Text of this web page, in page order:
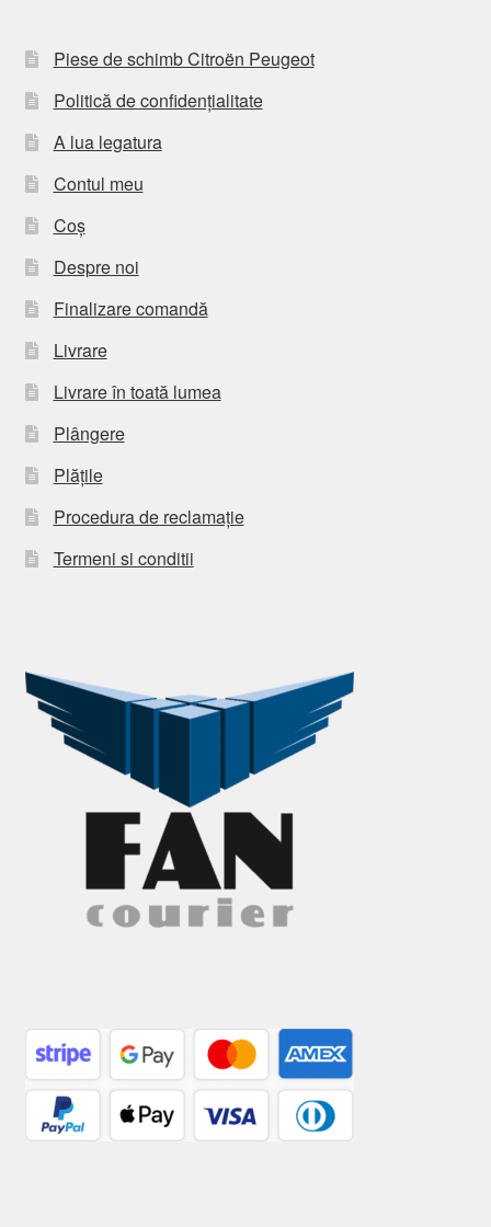
Piese de schimb Citroën Peugeot
Politică de confidențialitate
A lua legatura
Contul meu
Coș
Despre noi
Finalizare comandă
Livrare
Livrare în toată lumea
Plângere
Plățile
Procedura de reclamație
Termeni si conditii